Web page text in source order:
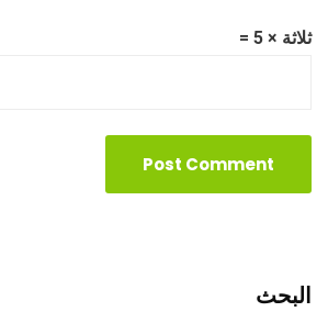
ثلاثة × 5 =
البحث